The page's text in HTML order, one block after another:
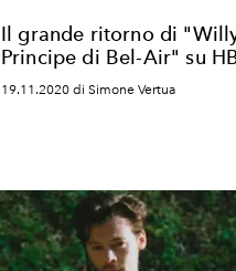
Il grande ritorno di
Principe di Bel-Air" su
19.11.2020 di Simone Vertua